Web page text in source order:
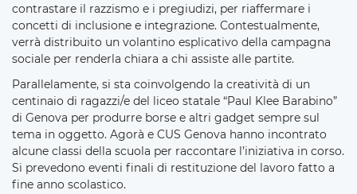
contrastare il razzismo e i pregiudizi, per riaffermare i
concetti di inclusione e integrazione. Contestualmente,
verrà distribuito un volantino esplicativo della campagna
sociale per renderla chiara a chi assiste alle partite.
Parallelamente, si sta coinvolgendo la creatività di un
centinaio di ragazzi/e del liceo statale “Paul Klee Barabino”
di Genova per produrre borse e altri gadget sempre sul
tema in oggetto. Agorà e CUS Genova hanno incontrato
alcune classi della scuola per raccontare l’iniziativa in corso.
Si prevedono eventi finali di restituzione del lavoro fatto a
fine anno scolastico.